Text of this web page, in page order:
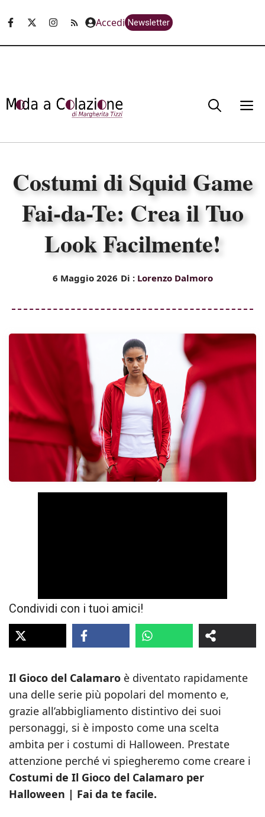
Accedi Newsletter
Costumi di Squid Game
Fai-da-Te: Crea il Tuo
Look Facilmente!
6 Maggio 2026 Di : Lorenzo Dalmoro
Condividi con i tuoi amici!
Il Gioco del Calamaro è diventato rapidamente
una delle serie più popolari del momento e,
grazie all’abbigliamento distintivo dei suoi
personaggi, si è imposto come una scelta
ambita per i costumi di Halloween. Prestate
attenzione perché vi spiegheremo come creare i
Costumi de Il Gioco del Calamaro per
Halloween | Fai da te facile.